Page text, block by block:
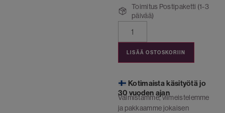
Toimitus Postipaketti (1-3
päivää)
LISÄÄ OSTOSKORIIN
Kotimaista käsityötä jo
30 vuoden ajan
Valmistamme, viimeistelemme
ja pakkaamme jokaisen